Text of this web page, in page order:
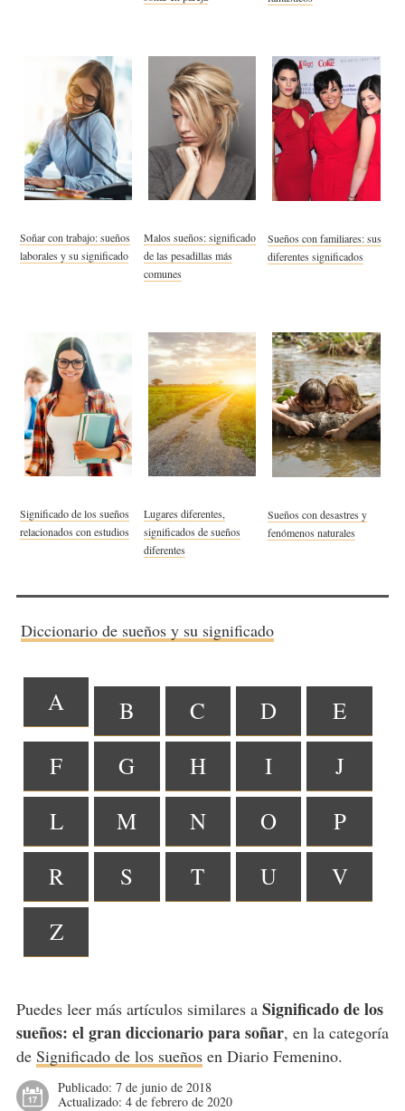
Soñar con trabajo: sueños
laborales y su significado
Malos sueños: significado
de las pesadillas más
comunes
Sueños con familiares: sus
diferentes significados
Significado de los sueños
relacionados con estudios
Lugares diferentes,
significados de sueños
diferentes
Sueños con desastres y
fenómenos naturales
Diccionario de sueños y su significado
A B C D
E
F
G H I
J
L
M N O
P
R
S T U
V
Z
Puedes leer más artículos similares a Significado de los
sueños: el gran diccionario para soñar, en la categoría
de Significado de los sueñosen Diario Femenino.
Publicado: 7 de junio de 2018
Actualizado: 4 de febrero de 2020